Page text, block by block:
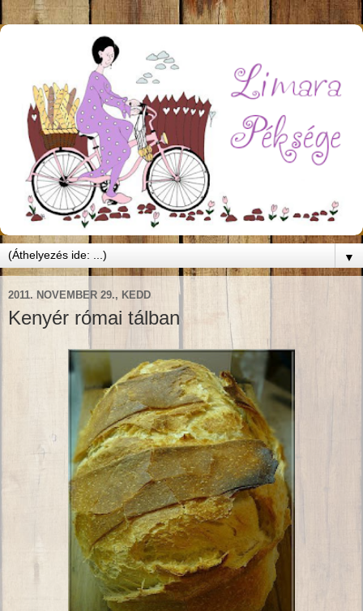
▼
2011. NOVEMBER 29., KEDD
Kenyér római tálban